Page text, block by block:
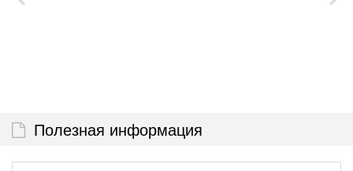
Полезная информация